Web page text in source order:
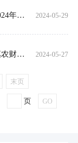
2024-05-29
策清单
2024-05-27
清单
末页
页 GO